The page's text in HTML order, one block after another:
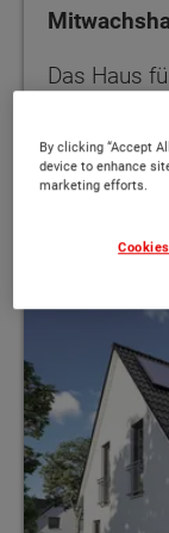
Das Haus
By clicking “Accept
device to enhance
marketing efforts.